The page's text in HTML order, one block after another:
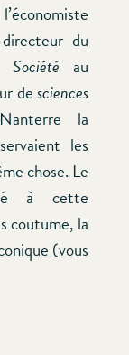
du
Société au
desciences
la
les
chose. Le
à cette
coutume, la
(vous